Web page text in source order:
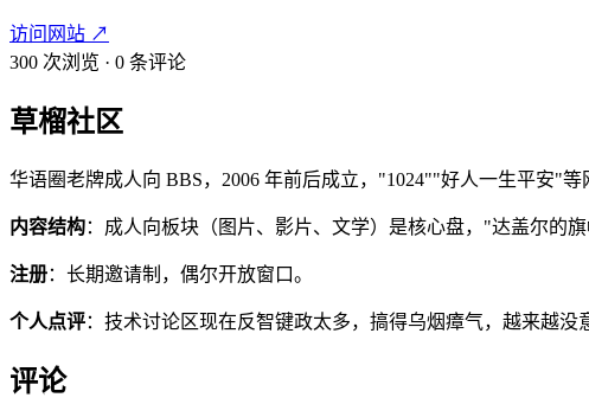
访问网站 ↗
300 次浏览 · 0 条评论
草榴社区
华语圈老牌成人向 BBS，2006 年前后成立，"1024""好人一生平安"
内容结构：成人向板块（图片、影片、文学）是核心盘，"达盖尔的
注册：长期邀请制，偶尔开放窗口。
个人点评：技术讨论区现在反智键政太多，搞得乌烟瘴气，越来越
评论